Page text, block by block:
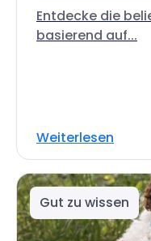
Entdecke die
basierend auf...
Weiterlesen
Gut zu wissen